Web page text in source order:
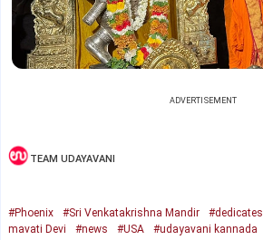
ADVERTISEMENT
TEAM UDAYAVANI
#Phoenix #Sri Venkatakrishna Mandir #dedicates
mavati Devi
#news #USA #udayavani kannada